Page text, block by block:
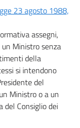
23 agosto 1988,
assegni,
Ministro senza
della
si intendono
del
Ministro o a un
del Consiglio dei